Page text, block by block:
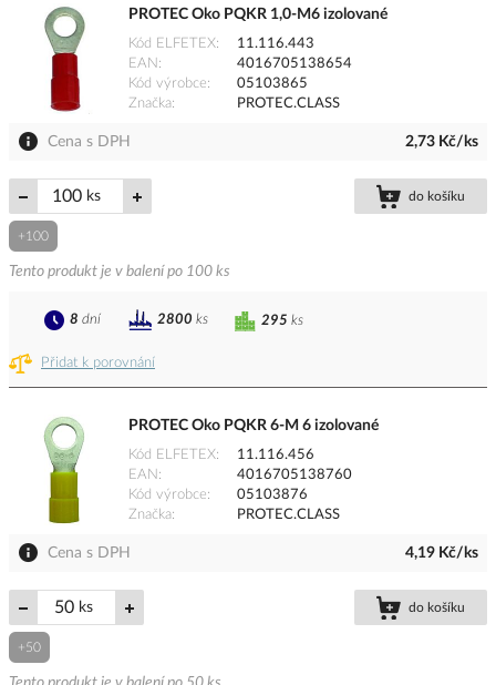
PROTEC Oko PQKR 1,0-M6 izolované
Kód ELFETEX
11.116.443
EAN
4016705138654
Kód výrobce
05103865
Značka
PROTEC.CLASS
Cena s DPH 2,73 Kč/ks
ks do košíku
+100
Tento produkt je v balení po 100 ks
Přidat k porovnání
295 ks
8 dní 2800 ks
PROTEC Oko PQKR 6-M 6 izolované
Kód ELFETEX
11.116.456
EAN
4016705138760
Kód výrobce
05103876
Značka
PROTEC.CLASS
Cena s DPH 4,19 Kč/ks
ks do košíku
+50